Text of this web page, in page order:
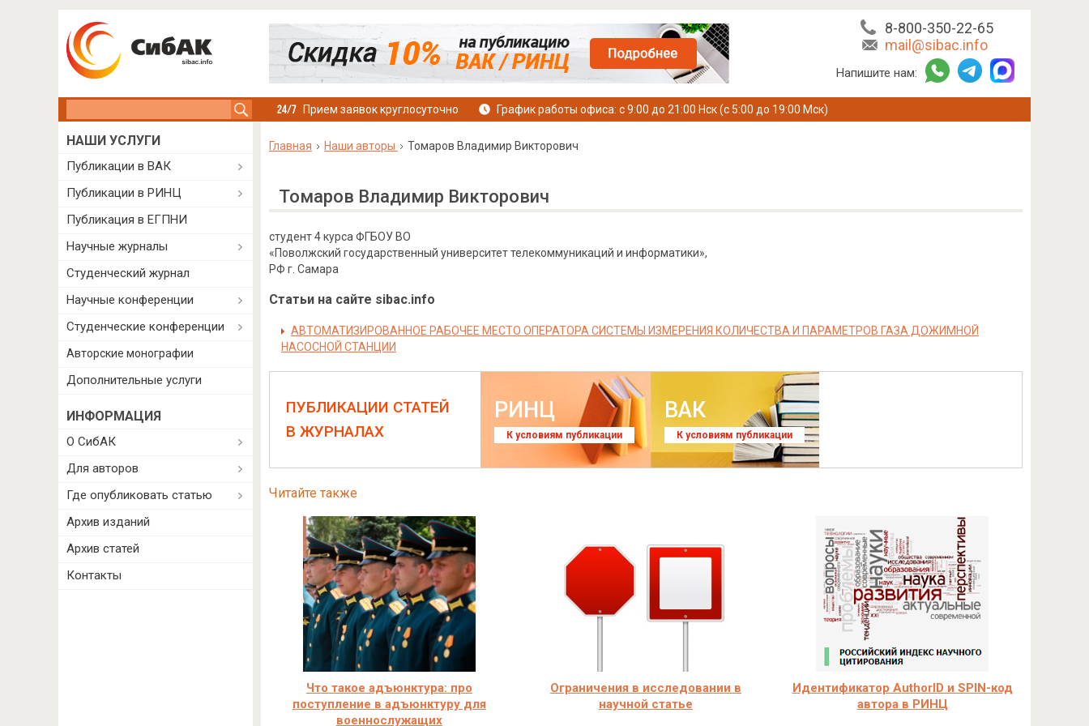
8-800-350-22-65
mail@sibac.info
Напишите нам:
Прием заявок круглосуточно График работы офиса: с 9:00 до 21:00 Нск (с 5:00 до 19:00 Мск)
Главная Наши авторы Томаров Владимир Викторович
Томаров Владимир Викторович
студент 4 курса ФГБОУ ВО
«Поволжский государственный университет телекоммуникаций и информатики»,
РФ г. Самара
Статьи на сайте sibac.info
АВТОМАТИЗИРОВАННОЕ РАБОЧЕЕ МЕСТО ОПЕРАТОРА СИСТЕМЫ ИЗМЕРЕНИЯ КОЛИЧЕСТВА И ПАРАМЕТРОВ ГАЗА ДОЖИМНОЙ
НАСОСНОЙ СТАНЦИИ
ПУБЛИКАЦИИ СТАТЕЙ
В ЖУРНАЛАХ
РИНЦ
К условиям публикации
ВАК
К условиям публикации
Читайте также
Что такое адъюнктура: про
поступление в адъюнктуру для
военнослужащих
Ограничения в исследовании в
научной статье
Идентификатор AuthorID и SPIN-код
автора в РИНЦ
НАШИ УСЛУГИ
Публикации в ВАК
Публикации в РИНЦ
Публикация в ЕГПНИ
Научные журналы
Студенческий журнал
Научные конференции
Студенческие конференции
Авторские монографии
Дополнительные услуги
ИНФОРМАЦИЯ
О СибАК
Для авторов
Где опубликовать статью
Архив изданий
Архив статей
Контакты